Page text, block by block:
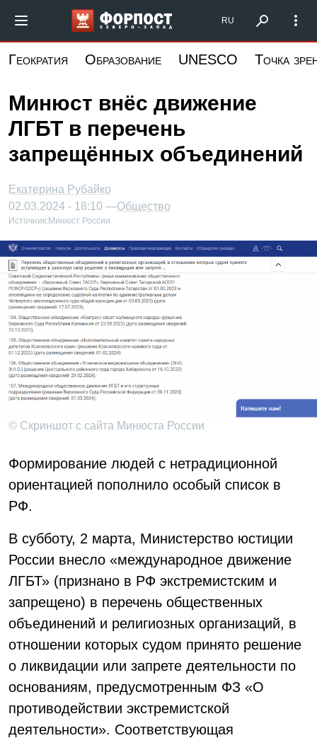
основному
Форпост Северо-Запад
RU
Геократия Образование UNESCO Точка
Минюст внёс движение
ЛГБТ в перечень
запрещённых объединений
Екатерина Рубайко
02.03.2024 - 18:10 —Общество
Источник: Минюст России
© Скриншот с сайта Минюста России
Формирование людей с нетрадиционной
ориентацией пополнило особый список в
РФ.
В субботу, 2 марта, Министерство юстиции
России внесло «международное движение
ЛГБТ» (признано в РФ экстремистским и
запрещено) в перечень общественных
объединений и религиозных организаций, в
отношении которых судом принято решение
о ликвидации или запрете деятельности по
основаниям, предусмотренным ФЗ «О
противодействии экстремистской
деятельности». Соответствующая